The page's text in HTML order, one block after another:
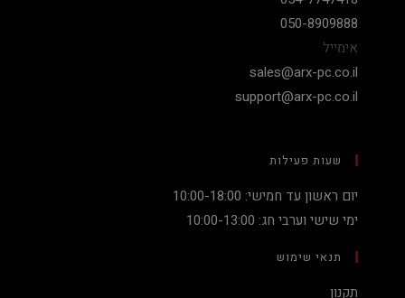
050-8909888
אימייל
sales@arx-pc.co.il
support@arx-pc.co.il
שעות פעילות
יום ראשון עד חמישי: 10:00-18:00
ימי שישי וערבי חג: 10:00-13:00
תנאי שימוש
תקנון